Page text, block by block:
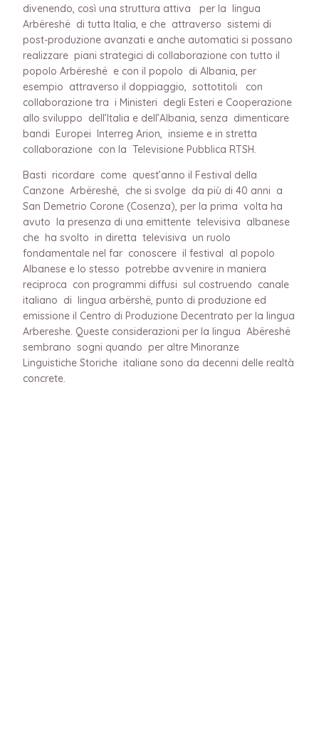
divenendo, così una struttura attiva per la lingua
Arbëreshë di tutta Italia, e che attraverso sistemi di
post-produzione avanzati e anche automatici si possano
realizzare piani strategici di collaborazione con tutto il
popolo Arbëreshë e con il popolo di Albania, per
esempio attraverso il doppiaggio, sottotitoli con
collaborazione tra i Ministeri degli Esteri e Cooperazione
allo sviluppo dell’Italia e dell’Albania, senza dimenticare
bandi Europei Interreg Arion, insieme e in stretta
collaborazione con la Televisione Pubblica RTSH.
Basti ricordare come quest’anno il Festival della
Canzone Arbëreshë, che si svolge da più di 40 anni a
San Demetrio Corone (Cosenza), per la prima volta ha
avuto la presenza di una emittente televisiva albanese
che ha svolto in diretta televisiva un ruolo
fondamentale nel far conoscere il festival al popolo
Albanese e lo stesso potrebbe avvenire in maniera
reciproca con programmi diffusi sul costruendo canale
italiano di lingua arbërshë, punto di produzione ed
emissione il Centro di Produzione Decentrato per la lingua
Arbereshe. Queste considerazioni per la lingua Abëreshë
sembrano sogni quando per altre Minoranze
Linguistiche Storiche italiane sono da decenni delle realtà
concrete.